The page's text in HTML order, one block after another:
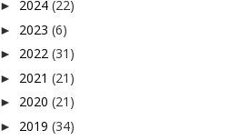
► 2024 (22)
► 2023 (6)
► 2022 (31)
► 2021 (21)
► 2020 (21)
► 2019 (34)